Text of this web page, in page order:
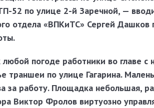
52 по улице 2-й Заречной, —
отдела «ВПКиТС» Сергей Дашков
погоде работники во главе с
траншеи по улице Гагарина.
за работу. Площадка небольшая,
Виктор Фролов виртуозно